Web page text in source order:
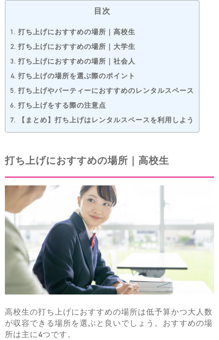
目次
1. 打ち上げにおすすめの場所｜高校生
2. 打ち上げにおすすめの場所｜大学生
3. 打ち上げにおすすめの場所｜社会人
4. 打ち上げの場所を選ぶ際のポイント
5. 打ち上げやパーティーにおすすめのレンタルスペース
6. 打ち上げをする際の注意点
7.
【まとめ】打ち上げはレンタルスペースを利用しよう
打ち上げにおすすめの場所｜高校生
高校生の打ち上げにおすすめの場所は低予算かつ大人数
が収容できる場所を選ぶと良いでしょう。おすすめの場
所は主に4つです。